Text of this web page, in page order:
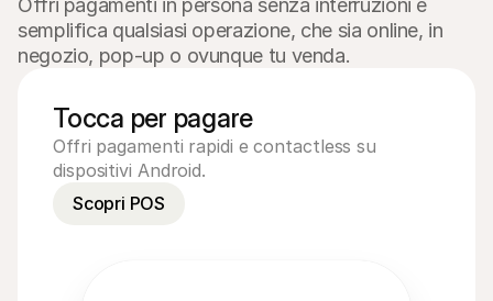
Offri pagamenti in persona senza interruzioni e
semplifica qualsiasi operazione, che sia online, in
negozio, pop-up o ovunque tu venda.
Tocca per pagare
Offri pagamenti rapidi e contactless su
dispositivi Android.
Scopri POS